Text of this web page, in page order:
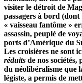
visiter le détroit de
passagers à bord
« vaisseau fantôme »
assassin, peuplé de
ports d’Amérique du
Les croisières ne sont
réduits de nos sociétés,
du néolibéralisme que
légiste, a permis de